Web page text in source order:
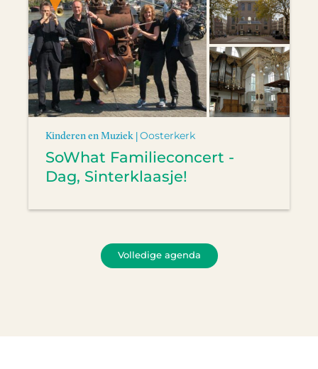
Kinderen en Muziek |Oosterkerk
SoWhat Familieconcert -
Dag, Sinterklaasje!
Volledige agenda